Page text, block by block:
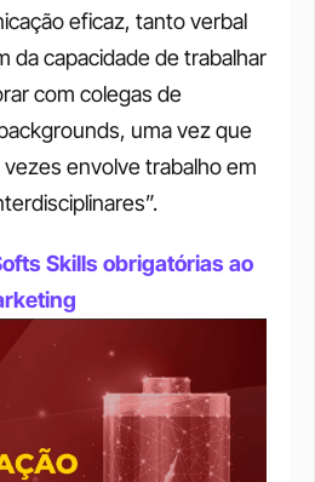
eficaz, tanto verbal
da capacidade de trabalhar
com colegas de
uma vez que
envolve trabalho em
Skills obrigatórias ao